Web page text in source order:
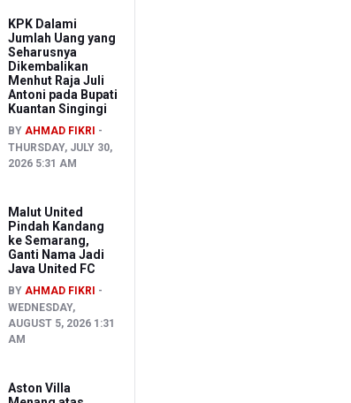
KPK Dalami
Jumlah Uang yang
Seharusnya
Dikembalikan
Menhut Raja Juli
Antoni pada Bupati
Kuantan Singingi
BY AHMAD FIKRI
THURSDAY, JULY 30,
2026 5:31 AM
Malut United
Pindah Kandang
ke Semarang,
Ganti Nama Jadi
Java United FC
BY AHMAD FIKRI
WEDNESDAY,
AUGUST 5, 2026 1:31
AM
Aston Villa